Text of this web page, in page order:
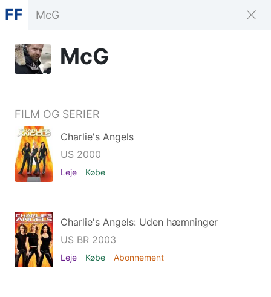
FF
McG
FILM OG SERIER
Charlie's Angels
US 2000
Leje Købe
Charlie's Angels: Uden hæmninger
US BR 2003
Leje Købe Abonnement